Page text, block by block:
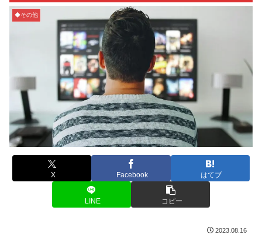
◆その他
X Facebook はてブ
LINE コピー
2023.08.16